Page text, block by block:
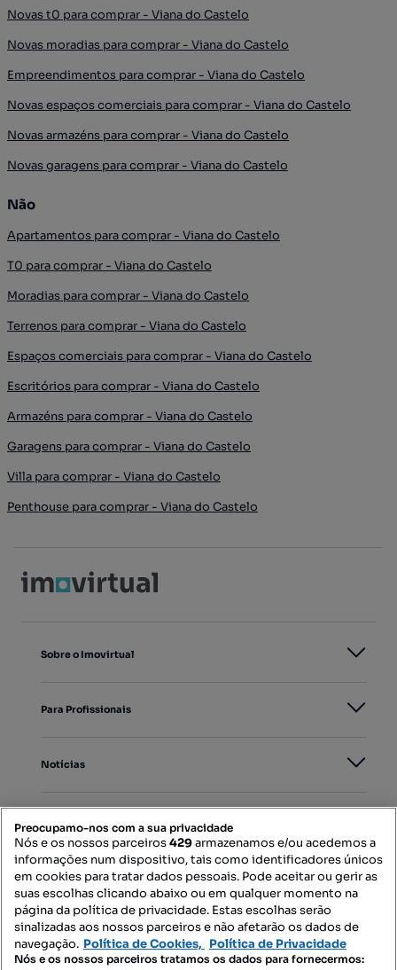
Novas t0 para comprar - Viana do Castelo
Novas moradias para comprar - Viana do Castelo
Empreendimentos para comprar - Viana do Castelo
Novas espaços comerciais para comprar - Viana do Castelo
Novas armazéns para comprar - Viana do Castelo
Novas garagens para comprar - Viana do Castelo
Não
Apartamentos para comprar - Viana do Castelo
T0 para comprar - Viana do Castelo
Moradias para comprar - Viana do Castelo
Terrenos para comprar - Viana do Castelo
Espaços comerciais para comprar - Viana do Castelo
Escritórios para comprar - Viana do Castelo
Armazéns para comprar - Viana do Castelo
Garagens para comprar - Viana do Castelo
Villa para comprar - Viana do Castelo
Penthouse para comprar - Viana do Castelo
Sobre o Imovirtual
Para Profissionais
Notícias
Mapa do Site
Contacte-nos
Preocupamo-nos com a sua privacidade
Nós e os nossos parceiros429armazenamos e/ou acedemos a
informações num dispositivo, tais como identificadores únicos
em cookies para tratar dados pessoais. Pode aceitar ou gerir as
suas escolhas clicando abaixo ou em qualquer momento na
página da política de privacidade. Estas escolhas serão
sinalizadas aos nossos parceiros e não afetarão os dados de
navegação. Política de Cookies, Política de Privacidade
Nós e os nossos parceiros tratamos os dados para fornecermos: